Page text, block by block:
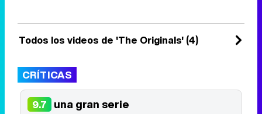
28 de enero 2016
Todos los videos de 'The Originals' (4)
CRÍTICAS
9.7 una gran serie